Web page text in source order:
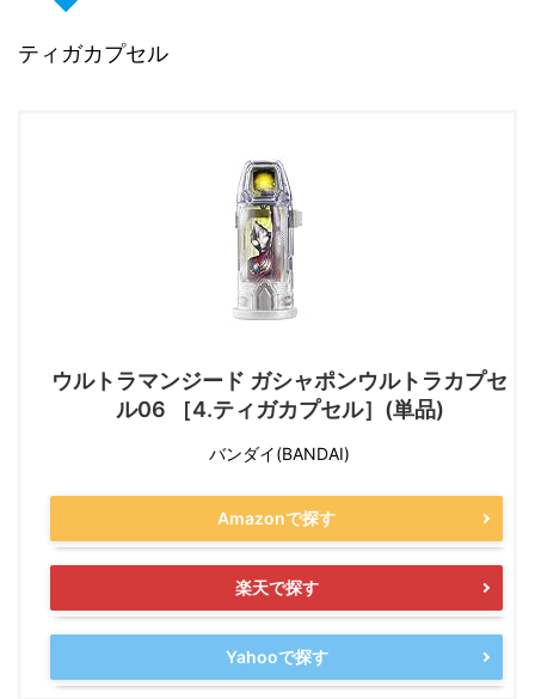
ティガカプセル
ウルトラマンジード ガシャポンウルトラカプセ
ル06 ［4.ティガカプセル］(単品)
バンダイ(BANDAI)
Amazonで探す
楽天で探す
Yahooで探す